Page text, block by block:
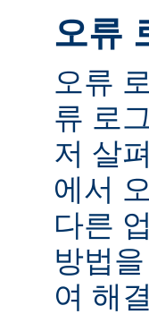
오류
오류
류 로
저 살
에서
다른
방법
여 해